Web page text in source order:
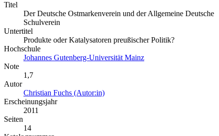
Titel
Der Deutsche Ostmarkenverein und der Allgemeine Deutsche
Schulverein
Untertitel
Produkte oder Katalysatoren preußischer Politik?
Hochschule
Johannes Gutenberg-Universität Mainz
Note
1,7
Autor
Christian Fuchs (Autor:in)
Erscheinungsjahr
2011
Seiten
14